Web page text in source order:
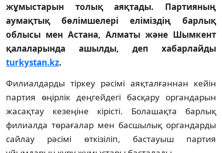
жұмыстарын толық аяқтады. Партияның
аумақтық бөлімшелері еліміздің барлық
облысы мен Астана, Алматы және Шымкент
қалаларында ашылды, деп хабарлайды
turkystan.kz.
Филиалдарды тіркеу рәсімі аяқталғаннан кейін
партия өңірлік деңгейдегі басқару органдарын
жасақтау кезеңіне кірісті. Болашақта барлық
филиалда төрағалар мен басшылық органдарды
сайлау рәсімі өткізіліп, бастауыш партия